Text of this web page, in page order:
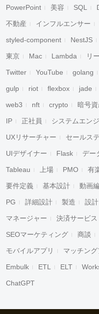
キャンセル
PowerPoint 美容 SQL
不動産 インフルエンサー
styled-component NestJS
東京 Mac Lambda リ
Twitter YouTube golang
gulp riot flexbox jade
web3 nft crypto 暗号
IP 正社員 システムエン
UXリサーチャー セールス
UIデザイナー Flask デー
Tableau 上場 PMO 有
要件定義 基本設計 動画
PG 詳細設計 製造 設計
マネージャー 決済サービス
SEOマーケティング 商談
モバイルアプリ マッチング
Embulk ETL ELT
ChatGPT